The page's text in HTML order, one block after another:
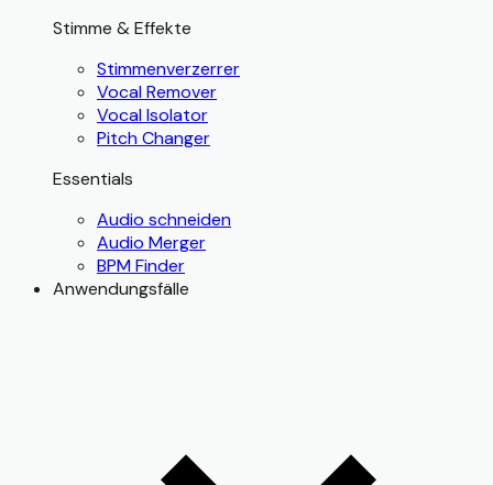
Stimme & Effekte
Stimmenverzerrer
Vocal Remover
Vocal Isolator
Pitch Changer
Essentials
Audio schneiden
Audio Merger
BPM Finder
Anwendungsfälle